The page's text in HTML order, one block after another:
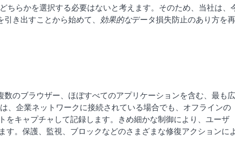
らかを選択する必要はないと考えます。そのため、当社は、
き出すことから始めて、 効果的なデータ損失防止のあり方を再
のブラウザー、ほぼすべてのアプリケーションを含む、最も広
企業ネットワークに接続されている場合でも、オフラインの
キャプチャして記録します。きめ細かな制御により、ユーザ
。保護、監視、ブロックなどのさまざまな修復アクションに